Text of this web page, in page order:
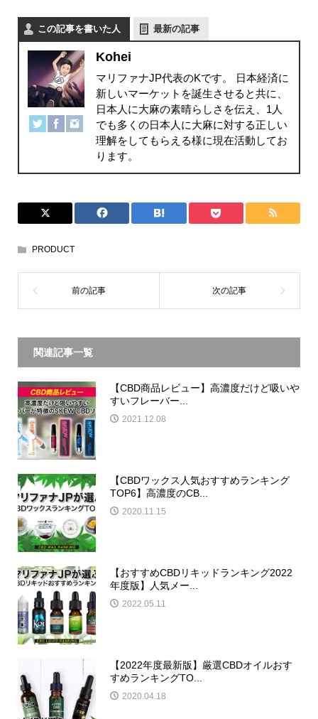
この記事を書いた人 最新の記事
Kohei
マリファナJP代表のKです。 日本経済に
新しいマーケットを誕生させると共に、
日本人に大麻の素晴らしさを伝え、1人
でも多くの日本人に大麻に対する正しい
理解をしてもらえる様に現在活動してお
ります。
PRODUCT
関連記事一覧
【CBD商品レビュー】高濃度だけど吸いや
すいフレーバー...
2021.12.08
【CBDワックス人気おすすめランキング
TOP6】高濃度のCB...
2020.11.15
【おすすめCBDリキッドランキング2022
年度版】人気メー...
2022.05.11
【2022年度最新版】厳選CBDオイルおす
すめランキングTO...
2020.04.18